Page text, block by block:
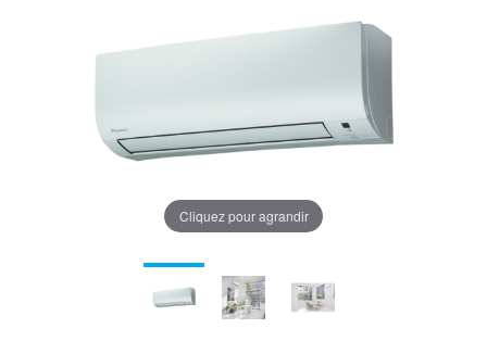
Cliquez pour agrandir